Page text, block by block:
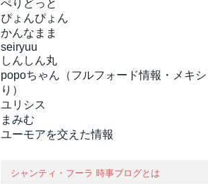
ぺりどっと
ぴょんぴょん
かんなまま
seiryuu
しんしん丸
popoちゃん（フルフォード情報・メキ
り）
ユリシス
まみむ
ユーモアを交えた情報
シャンティ・フーラ 時事ブログとは